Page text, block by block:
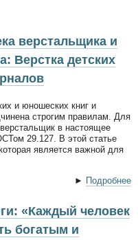
верстальщика и
Верстка детских
и юношеских книг и
строгим правилам. Для
в настоящее
29.127. В этой статье
является важной для
► Подробнее
«Каждый человек
богатым и